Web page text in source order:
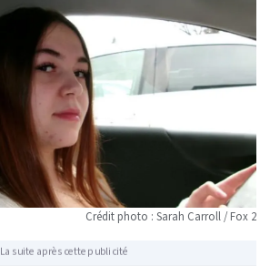
Crédit photo : Sarah Carroll / Fox 2
La suite après cette publicité